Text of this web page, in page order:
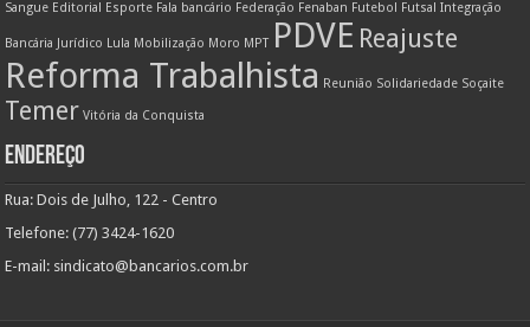
Sangue Editorial Esporte Fala bancário Federação Fenaban Futebol Futsal Integração
Bancária Jurídico Lula Mobilização Moro MPT PDVE Reajuste
Reforma Trabalhista Reunião Solidariedade Soçaite
Temer Vitória da Conquista
ENDEREÇO
Rua: Dois de Julho, 122 - Centro
Telefone: (77) 3424-1620
E-mail: sindicato@bancarios.com.br